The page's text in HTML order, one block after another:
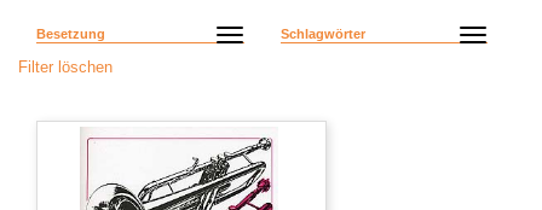
Besetzung Schlagwörter
Filter löschen